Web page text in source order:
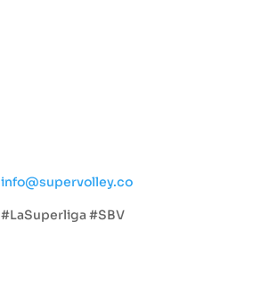
info@supervolley.co
#LaSuperliga #SBV